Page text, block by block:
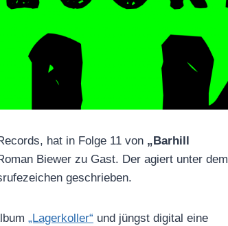
hat in Folge 11 von „Barhill
Biewer zu Gast. Der agiert unter dem
geschrieben.
„Lagerkoller“ und jüngst digital eine